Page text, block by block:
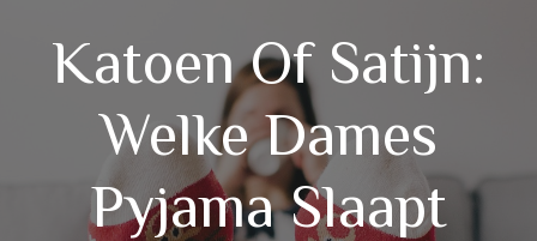
Katoen Of Satijn:
Welke Dames
Pyjama Slaapt